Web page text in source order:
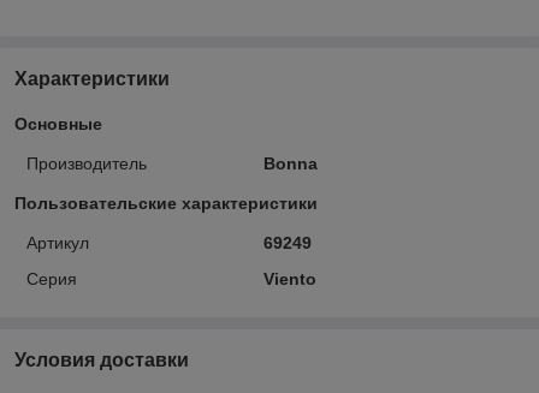
Характеристики
Основные
Производитель Bonna
Пользовательские характеристики
Артикул
69249
Серия
Viento
Условия доставки